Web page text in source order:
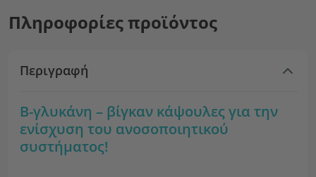
Πληροφορίες προϊόντος
Περιγραφή
Β-γλυκάνη – βίγκαν κάψουλες για την
ενίσχυση του ανοσοποιητικού
συστήματος!